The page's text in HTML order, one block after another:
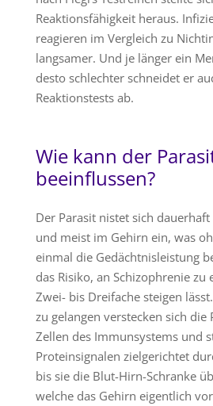
Reaktionsfähigkeit heraus.
reagieren im Vergleich zu
langsamer. Und je länger ein
desto schlechter schneidet er
Reaktionstests ab.
Wie kann der
beeinflussen?
Der Parasit nistet sich
und meist im Gehirn ein, was
einmal die Gedächtnisleistung
das Risiko, an Schizophrenie zu
Zwei- bis Dreifache steigen
zu gelangen verstecken sich die
Zellen des Immunsystems und
Proteinsignalen zielgerichtet
bis sie die Blut-Hirn-Schranke
welche das Gehirn eigentlich